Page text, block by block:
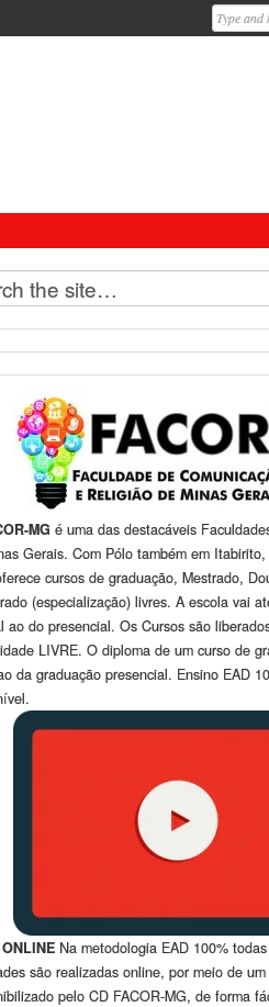
MG é uma das destacáveis
Gerais. Com Pólo também em
cursos de graduação, Mestrado,
(especialização) livres. A escola vai
ao do presencial. Os Cursos são
LIVRE. O diploma de um curso de
da graduação presencial. Ensino EAD
Na metodologia EAD 100%
são realizadas online, por meio de
pelo CD FACOR-MG, de forma